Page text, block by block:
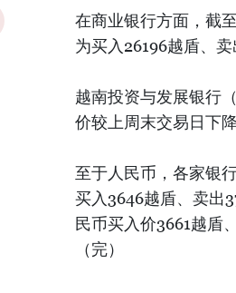
在商业银行方面，截
为买入26196越盾、
越南投资与发展银行
价较上周末交易日下
至于人民币，各家银
买入3646越盾、卖出
民币买入价3661越盾
（完）